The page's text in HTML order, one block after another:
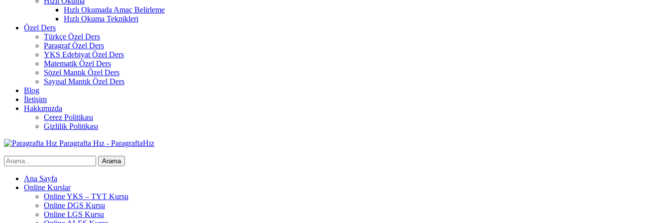
Hızlı Okumada Amaç Belirleme
Hızlı Okuma Teknikleri
Özel Ders
Türkçe Özel Ders
Paragraf Özel Ders
YKS Edebiyat Özel Ders
Matematik Özel Ders
Sözel Mantık Özel Ders
Sayısal Mantık Özel Ders
Blog
İletişim
Hakkımızda
Çerez Politikası
Gizlilik Politikası
Paragrafta Hız - ParagraftaHız
Ana Sayfa
Online Kurslar
Online YKS – TYT Kursu
Online DGS Kursu
Online LGS Kursu